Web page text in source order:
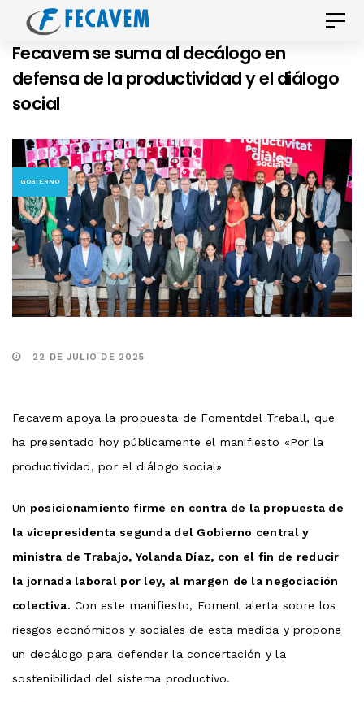
Skip
links
primary
navigation
Skip
content
Toggle
Fecavem se suma al decálogo en
defensa de la productividad y el diálogo
social
GOBIERNO
22 DE JULIO DE 2025
Fecavem apoya la propuesta de Fomentdel Treball, que
ha presentado hoy públicamente el manifiesto «Por la
productividad, por el diálogo social»
Un posicionamiento firme en contra de la propuesta de
la vicepresidenta segunda del Gobierno central y
ministra de Trabajo, Yolanda Díaz, con el fin de reducir
la jornada laboral por ley, al margen de la negociación
colectiva. Con este manifiesto, Foment alerta sobre los
riesgos económicos y sociales de esta medida y propone
un decálogo para defender la concertación y la
sostenibilidad del sistema productivo.